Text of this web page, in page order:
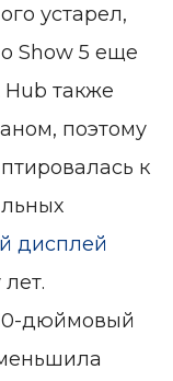
устарел,
Show 5 еще
также
поэтому
к
дисплей
дюймовый